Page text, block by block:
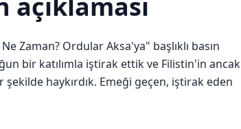
Zaman? Ordular Aksa'ya" başlıklı basın
bir katılımla iştirak ettik ve Filistin'in ancak
haykırdık. Emeği geçen, iştirak eden